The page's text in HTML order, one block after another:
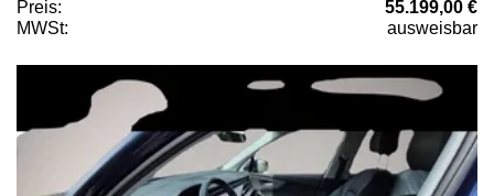
Preis:
55.199,00 €
MWSt:
ausweisbar